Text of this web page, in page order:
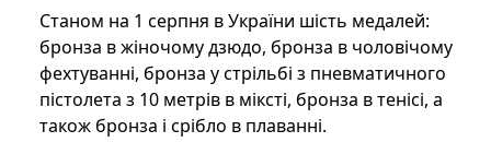
Станом на 1 серпня в України шість медалей:
бронза в жіночому дзюдо, бронза в чоловічому
фехтуванні, бронза у стрільбі з пневматичного
пістолета з 10 метрів в міксті, бронза в тенісі, а
також бронза і срібло в плаванні.